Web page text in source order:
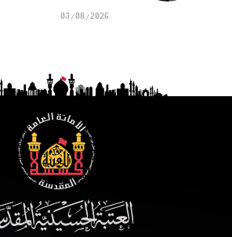
03/08/2026